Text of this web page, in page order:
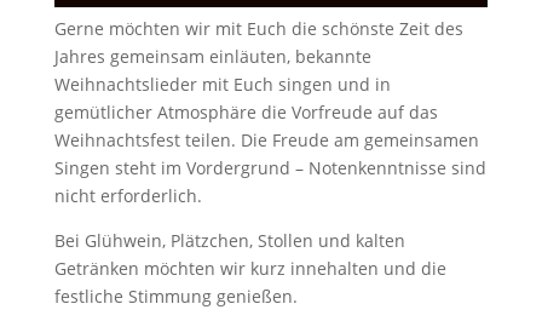
Gerne möchten wir mit Euch die schönste Zeit des
Jahres gemeinsam einläuten, bekannte
Weihnachtslieder mit Euch singen und in
gemütlicher Atmosphäre die Vorfreude auf das
Weihnachtsfest teilen. Die Freude am gemeinsamen
Singen steht im Vordergrund – Notenkenntnisse sind
nicht erforderlich.
Bei Glühwein, Plätzchen, Stollen und kalten
Getränken möchten wir kurz innehalten und die
festliche Stimmung genießen.